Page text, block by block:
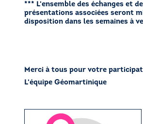
*** L'ensemble des échanges et
présentations associées seront
disposition dans les semaines à
Merci à tous pour votre
L'équipe Géomartinique